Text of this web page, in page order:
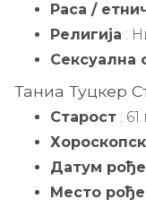
Раса /
Религија :
Сексуална
Таниа Туцкер
Старост :
Датум
Место